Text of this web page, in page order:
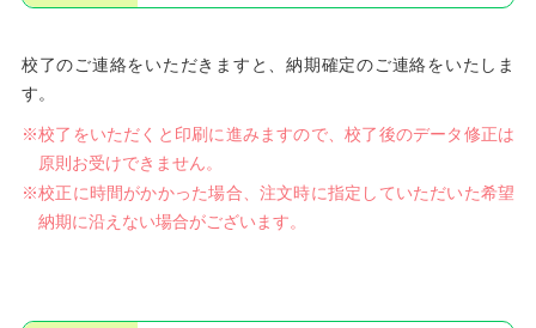
校了のご連絡をいただきますと、納期確定のご連絡をいたしま
す。
※校了をいただくと印刷に進みますので、校了後のデータ修正は
原則お受けできません。
※校正に時間がかかった場合、注文時に指定していただいた希望
納期に沿えない場合がございます。